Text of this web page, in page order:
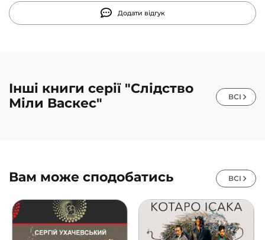
Додати відгук
Інші книги серії "Слідство
Міли Васкес"
ВСІ
Вам може сподобатись ВСІ